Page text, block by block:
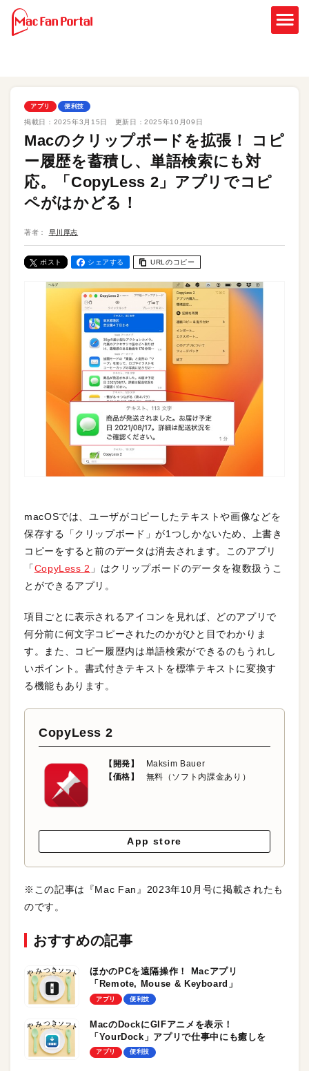
アプリ 便利技
掲載日： 2025年3月15日 更新日：2025年10月09日
Macのクリップボードを拡張！ コピ
ー履歴を蓄積し、単語検索にも対
応。「CopyLess 2」アプリでコピ
ペがはかどる！
著者： 早川厚志
ポスト シェアする URLのコピー
macOSでは、ユーザがコピーしたテキストや画像などを
保存する「クリップボード」が1つしかないため、上書き
コピーをすると前のデータは消去されます。このアプリ
「CopyLess 2 」はクリップボードのデータを複数扱うこ
とができるアプリ。
項目ごとに表示されるアイコンを見れば、どのアプリで
何分前に何文字コピーされたのかがひと目でわかりま
す。また、コピー履歴内は単語検索ができるのもうれし
いポイント。書式付きテキストを標準テキストに変換す
る機能もあります。
CopyLess 2
【開発】
Maksim Bauer
【価格】
無料（ソフト内課金あり）
App store
※この記事は『Mac Fan』2023年10月号に掲載されたも
のです。
おすすめの記事
ほかのPCを遠隔操作！ Macアプリ
「Remote, Mouse & Keyboard」
アプリ 便利技
MacのDockにGIFアニメを表示！
「YourDock」アプリで仕事中にも癒しを
アプリ 便利技